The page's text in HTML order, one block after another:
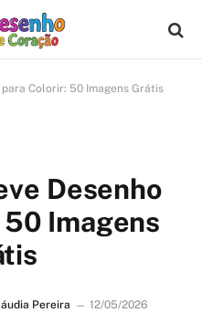
Colorir: 50 Imagens Grátis
Desenho
Imagens
Pereira
12/05/2026